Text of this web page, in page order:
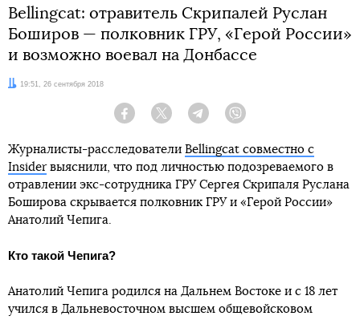
Bellingcat: отравитель Скрипалей Руслан
Боширов — полковник ГРУ, «Герой России»
и возможно воевал на Донбассе
Дата:19:51, 26 сентября 2018
Facebook Twitter Telegram
Журналисты-расследователи Bellingcat совместно с
Insiderвыяснили, что под личностью подозреваемого в
отравлении экс-сотрудника ГРУ Сергея Скрипаля Руслана
Боширова скрывается полковник ГРУ и «Герой России»
Анатолий Чепига.
Кто такой Чепига?
Анатолий Чепига родился на Дальнем Востоке и с 18 лет
учился в Дальневосточном высшем общевойсковом